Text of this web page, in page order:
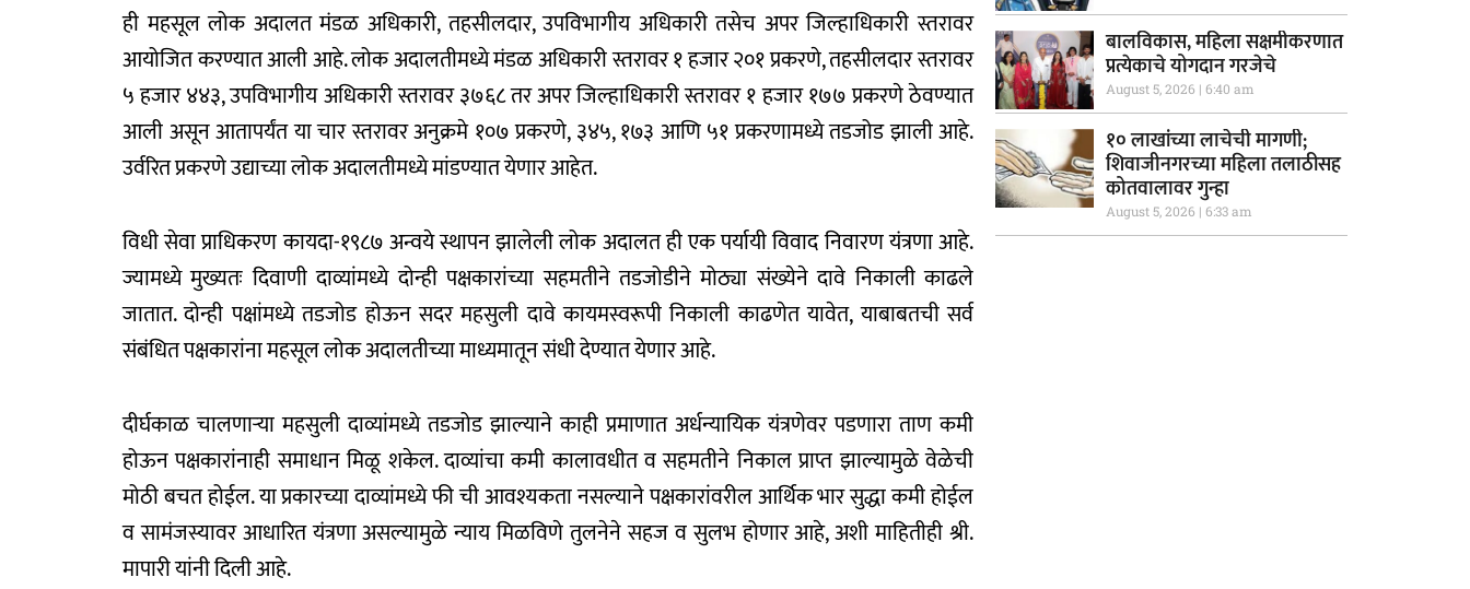
ही महसूल लोक अदालत मंडळ अधिकारी, तहसीलदार, उपविभागीय अधिकारी तसेच अपर जिल्हाधिकारी स्तरावर
आयोजित करण्यात आली आहे. लोक अदालतीमध्ये मंडळ अधिकारी स्तरावर १ हजार २०१ प्रकरणे, तहसीलदार स्तरावर
५ हजार ४४३, उपविभागीय अधिकारी स्तरावर ३७६८ तर अपर जिल्हाधिकारी स्तरावर १ हजार १७७ प्रकरणे ठेवण्यात
आली असून आतापर्यंत या चार स्तरावर अनुक्रमे १०७ प्रकरणे, ३४५, १७३ आणि ५१ प्रकरणामध्ये तडजोड झाली आहे.
उर्वरित प्रकरणे उद्याच्या लोक अदालतीमध्ये मांडण्यात येणार आहेत.
विधी सेवा प्राधिकरण कायदा-१९८७ अन्वये स्थापन झालेली लोक अदालत ही एक पर्यायी विवाद निवारण यंत्रणा आहे.
ज्यामध्ये मुख्यतः दिवाणी दाव्यांमध्ये दोन्ही पक्षकारांच्या सहमतीने तडजोडीने मोठ्या संख्येने दावे निकाली काढले
जातात. दोन्ही पक्षांमध्ये तडजोड होऊन सदर महसुली दावे कायमस्वरूपी निकाली काढणेत यावेत, याबाबतची सर्व
संबंधित पक्षकारांना महसूल लोक अदालतीच्या माध्यमातून संधी देण्यात येणार आहे.
दीर्घकाळ चालणाऱ्या महसुली दाव्यांमध्ये तडजोड झाल्याने काही प्रमाणात अर्धन्यायिक यंत्रणेवर पडणारा ताण कमी
होऊन पक्षकारांनाही समाधान मिळू शकेल. दाव्यांचा कमी कालावधीत व सहमतीने निकाल प्राप्त झाल्यामुळे वेळेची
मोठी बचत होईल. या प्रकारच्या दाव्यांमध्ये फी ची आवश्यकता नसल्याने पक्षकारांवरील आर्थिक भार सुद्धा कमी होईल
व सामंजस्यावर आधारित यंत्रणा असल्यामुळे न्याय मिळविणे तुलनेने सहज व सुलभ होणार आहे, अशी माहितीही श्री.
मापारी यांनी दिली आहे.
बालविकास, महिला सक्षमीकरणात
प्रत्येकाचे योगदान गरजेचे
August 5, 2026 6:40 am
१० लाखांच्या लाचेची मागणी;
शिवाजीनगरच्या महिला तलाठीसह
कोतवालावर गुन्हा
August 5, 2026 6:33 am